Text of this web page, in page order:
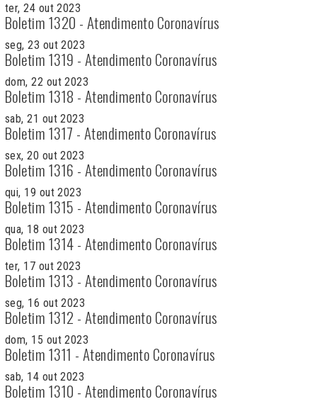
ter, 24 out 2023
Boletim 1320 - Atendimento Coronavírus
seg, 23 out 2023
Boletim 1319 - Atendimento Coronavírus
dom, 22 out 2023
Boletim 1318 - Atendimento Coronavírus
sab, 21 out 2023
Boletim 1317 - Atendimento Coronavírus
sex, 20 out 2023
Boletim 1316 - Atendimento Coronavírus
qui, 19 out 2023
Boletim 1315 - Atendimento Coronavírus
qua, 18 out 2023
Boletim 1314 - Atendimento Coronavírus
ter, 17 out 2023
Boletim 1313 - Atendimento Coronavírus
seg, 16 out 2023
Boletim 1312 - Atendimento Coronavírus
dom, 15 out 2023
Boletim 1311 - Atendimento Coronavírus
sab, 14 out 2023
Boletim 1310 - Atendimento Coronavírus